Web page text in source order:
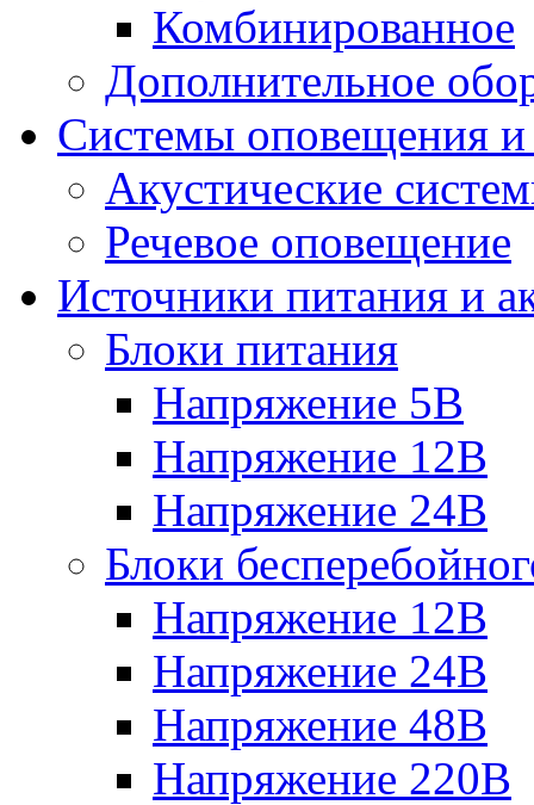
Комбинированное
Дополнительное
Системы оповещения и
Акустические
Речевое оповещение
Источники питания и
Блоки питания
Напряжение 5В
Напряжение 12В
Напряжение 24В
Блоки
Напряжение 12В
Напряжение 24В
Напряжение 48В
Напряжение 220В